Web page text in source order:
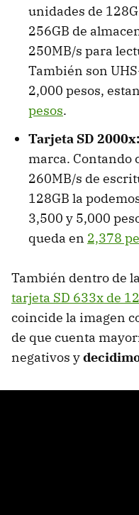
unidades de
256GB de
250MB/s para
También son
2,000 pesos,
pesos.
Tarjeta SD 2000x:
marca. Contando
260MB/s de
128GB la
3,500 y 5,000
queda en 2,378
También dentro de la
tarjeta SD 633x de
coincide la imagen
de que cuenta
negativos y